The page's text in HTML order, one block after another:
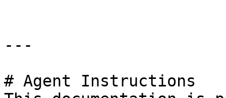
---
# Agent Instructions